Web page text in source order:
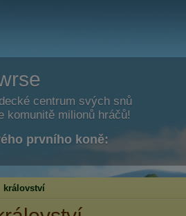
centrum svých snů
komunitě milionů hráčů!
prvního koně:
království